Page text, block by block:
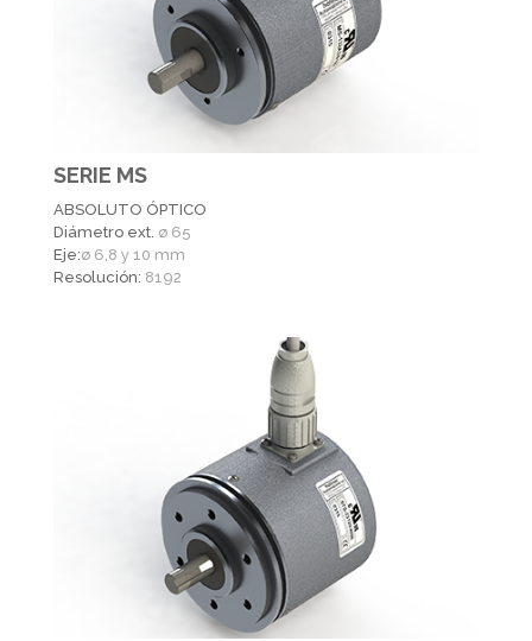
SERIE MS
ABSOLUTO ÓPTICO
Diámetro ext. ø 65
Eje:ø 6,8 y 10 mm
Resolución: 8192